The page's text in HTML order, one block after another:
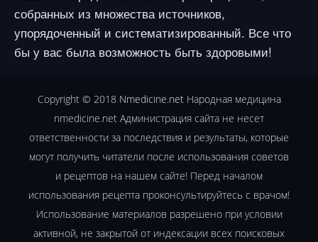
собранных из множества источников,
упорядоченный и систематизированный. Все что
бы у вас была возможность быть здоровыми!
Copyright © 2018 Nmedicine.net Народная медицина
nmedicine.net Администрация сайта не несет
ответственности за последствия и результаты, которые
могут получить читатели после использования советов
и рецептов на нашем сайте! Перед началом
использования рецепта проконсультируйтесь с врачом!
Использование материалов разрешено при условии
активной, не закрытой от индексации всех поисковых